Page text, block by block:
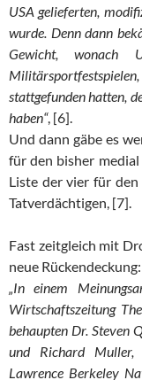
USA gelieferten,
wurde. Denn dann
Gewicht, wonach
stattgefunden hatten,
haben“, [6].
Und dann gäbe es
für den bisher
Liste der vier für
Tatverdächtigen, [7].
Fast zeitgleich mit
neue Rückendeckung:
„In einem
Wirtschaftszeitung
behaupten Dr. Steven
und Richard Muller,
Lawrence Berkeley